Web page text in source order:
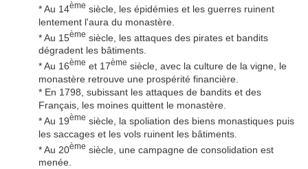
* Au 14ème siècle, les épidémies et les guerres ruinent
lentement l'aura du monastère.
* Au 15ème siècle, les attaques des pirates et bandits
dégradent les bâtiments.
* Au 16ème et 17ème siècle, avec la culture de la vigne, le
monastère retrouve une prospérité financière.
* En 1798, subissant les attaques de bandits et des
Français, les moines quittent le monastère.
* Au 19ème siècle, la spoliation des biens monastiques puis
les saccages et les vols ruinent les bâtiments.
* Au 20ème siècle, une campagne de consolidation est
menée.